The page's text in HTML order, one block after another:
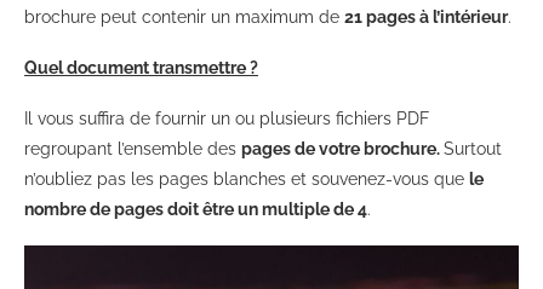
brochure peut contenir un maximum de 21 pages à l’intérieur.
Quel document transmettre ?
Il vous suffira de fournir un ou plusieurs fichiers PDF
regroupant l’ensemble des pages de votre brochure.Surtout
n’oubliez pas les pages blanches et souvenez-vous que le
nombre de pages doit être un multiple de 4.